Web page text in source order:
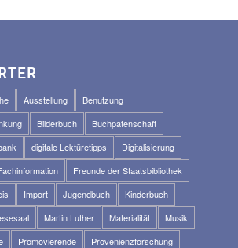
Ausstellung
Benutzung
Bilderbuch
Buchpatenschaft
digitale Lektüretipps
Digitalisierung
Freunde der Staatsbibliothek
Import Jugendbuch
Kinderbuch
Martin Luther Materialität
Musik
Promovierende
Provenienzforschung